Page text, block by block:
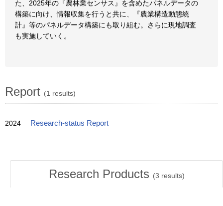
た、2025年の『農林業センサス』を含めたパネルデータの
構築に向け、情報収集を行うと共に、『農業構造動態統
計』等のパネルデータ構築にも取り組む。さらに現地調査
も実施していく。
Report (1 results)
2024 Research-status Report
Research Products (3 results)